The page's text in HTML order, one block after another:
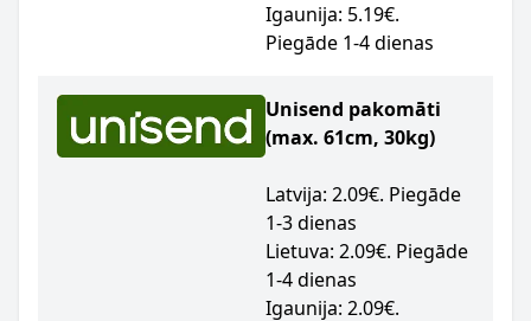
Igaunija: 5.19€.
Piegāde 1-4 dienas
Unisend pakomāti
(max. 61cm, 30kg)
Latvija: 2.09€. Piegāde
1-3 dienas
Lietuva: 2.09€. Piegāde
1-4 dienas
Igaunija: 2.09€.